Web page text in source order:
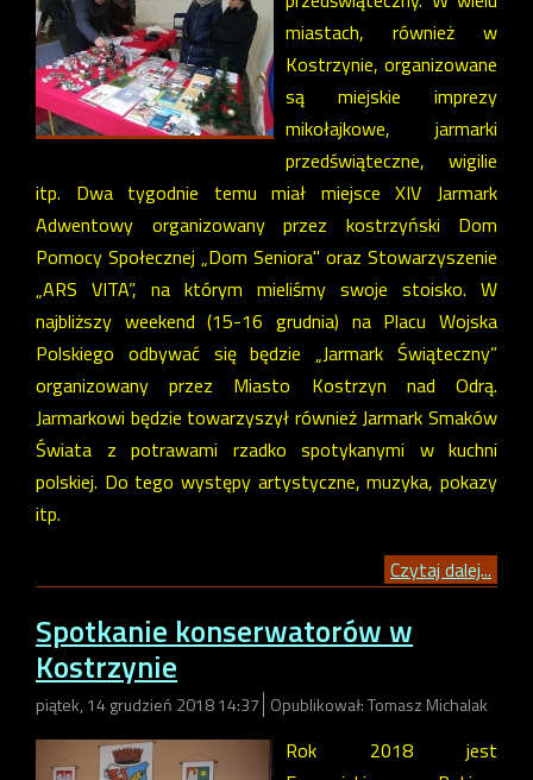
miastach, również w
Kostrzynie, organizowane
są miejskie imprezy
mikołajkowe, jarmarki
przedświąteczne, wigilie
itp. Dwa tygodnie temu miał miejsce XIV Jarmark
Adwentowy organizowany przez kostrzyński Dom
Pomocy Społecznej „Dom Seniora" oraz Stowarzyszenie
„ARS VITA”, na którym mieliśmy swoje stoisko. W
najbliższy weekend (15-16 grudnia) na Placu Wojska
Polskiego odbywać się będzie „Jarmark Świąteczny”
organizowany przez Miasto Kostrzyn nad Odrą.
Jarmarkowi będzie towarzyszył również Jarmark Smaków
Świata z potrawami rzadko spotykanymi w kuchni
polskiej. Do tego występy artystyczne, muzyka, pokazy
itp.
Czytaj dalej...
Spotkanie konserwatorów w
Kostrzynie
piątek, 14 grudzień 2018 14:37 Opublikował: Tomasz Michalak
Rok 2018 jest